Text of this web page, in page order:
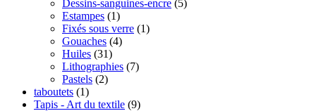
Dessins-sanguines-encre (5)
Estampes (1)
Fixés sous verre (1)
Gouaches (4)
Huiles (31)
Lithographies (7)
Pastels (2)
taboutets (1)
Tapis - Art du textile (9)